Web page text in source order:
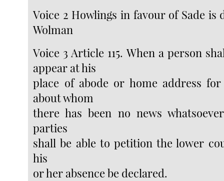
Voice 2 Howlings in favour of Sade is
Wolman
Voice 3 Article 115. When a person
appear at his
place of abode or home address
about whom
there has been no news
parties
shall be able to petition the lower
his
or her absence be declared.